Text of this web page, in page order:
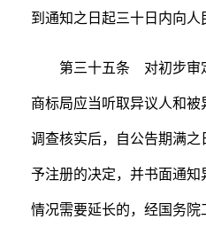
到通知之日起三十日内向人
第三十五条 对初步审定
商标局应当听取异议人和
调查核实后，自公告期满
予注册的决定，并书面通
情况需要延长的，经国务